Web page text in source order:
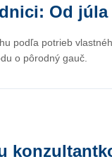
Od
podľa potrieb
o pôrodný gauč.